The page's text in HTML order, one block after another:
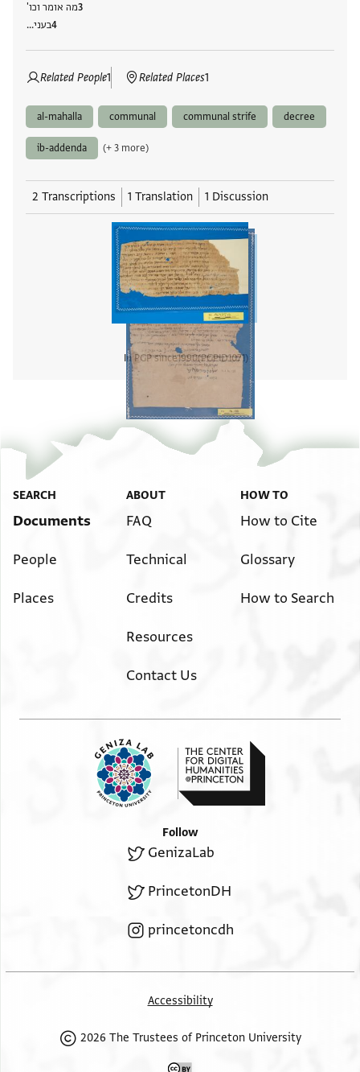
מה אומר וכו'
בעני…
Related People1 Related Places1
al-mahalla communal communal strife decree
ib-addenda (+ 3 more)
2 Transcriptions 1 Translation 1 Discussion
In PGP since1990 PGPID1071
SEARCH
Documents
People
Places
ABOUT
FAQ
Technical
Credits
Resources
Contact Us
HOW TO
How to Cite
Glossary
How to Search
Follow
GenizaLab
PrincetonDH
princetoncdh
Accessibility
2026 The Trustees of Princeton University